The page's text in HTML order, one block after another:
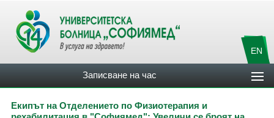
EN
Записване на час
Екипът на Отделението по Физиотерапия и